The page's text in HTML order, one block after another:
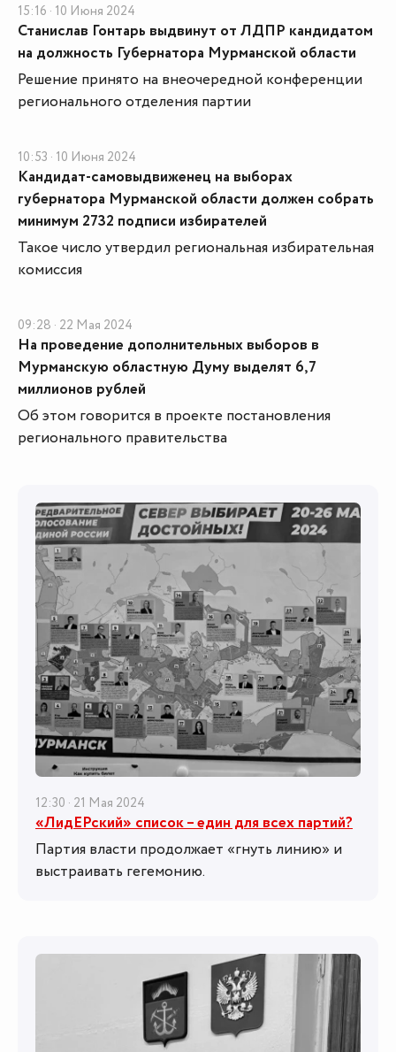
15:16 · 10 Июня 2024
Станислав Гонтарь выдвинут от ЛДПР кандидатом
на должность Губернатора Мурманской области
Решение принято на внеочередной конференции
регионального отделения партии
10:53 · 10 Июня 2024
Кандидат-самовыдвиженец на выборах
губернатора Мурманской области должен собрать
минимум 2732 подписи избирателей
Такое число утвердил региональная избирательная
комиссия
09:28 · 22 Мая 2024
На проведение дополнительных выборов в
Мурманскую областную Думу выделят 6,7
миллионов рублей
Об этом говорится в проекте постановления
регионального правительства
12:30 · 21 Мая 2024
«ЛидЕРский» список – един для всех партий?
Партия власти продолжает «гнуть линию» и
выстраивать гегемонию.